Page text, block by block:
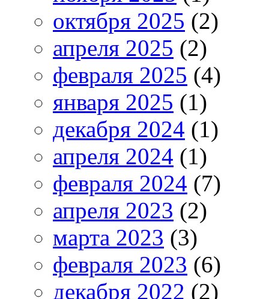
октября 2025 (2)
апреля 2025 (2)
февраля 2025 (4)
января 2025 (1)
декабря 2024 (1)
апреля 2024 (1)
февраля 2024 (7)
апреля 2023 (2)
марта 2023 (3)
февраля 2023 (6)
декабря 2022 (2)